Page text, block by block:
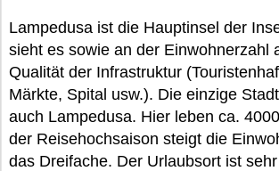
Lampedusa ist die Hauptinsel der
sieht es sowie an der Einwohnerzahl
Qualität der Infrastruktur
Märkte, Spital usw.). Die einzige
auch Lampedusa. Hier leben ca.
der Reisehochsaison steigt die
das Dreifache. Der Urlaubsort ist